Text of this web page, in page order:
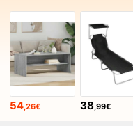
54,26€ 38,99€